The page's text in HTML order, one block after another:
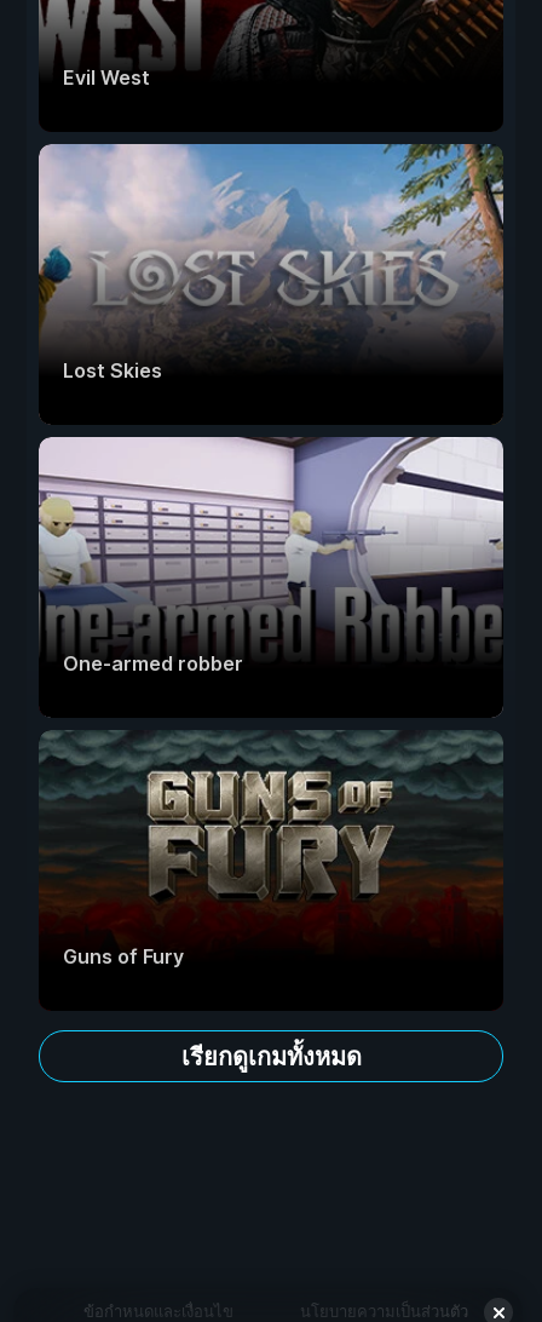
Evil West
Lost Skies
One-armed robber
Guns of Fury
เรียกดูเกมทั้งหมด
ข้อกำหนดและเงื่อนไข นโยบายความเป็นส่วนตัว